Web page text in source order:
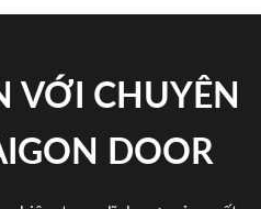
VỚI CHUYÊN
DOOR